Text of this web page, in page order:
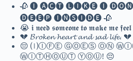
🥀 🅘 🅐🅒🅣 🅛🅘🅚🅔 🅘
🅓🅔🅔🅟 🅘🅝🅢🅘🅓🅔 🥀
😭 𝖎 𝖓𝖊𝖊𝖉 𝖘𝖔𝖒𝖊𝖔𝖓𝖊 𝖙𝖔 𝖒𝖆𝖐𝖊 𝖒𝖊
💔 𝓑𝓻𝓸𝓴𝓮𝓷 𝓱𝓮𝓪𝓻𝓽 𝓪𝓷𝓭 𝓼𝓪𝓭 𝓵𝓲𝓯𝓮. 💔
😔 ⒧ⒾⒻⒺ ⒼⓄⒺⓈ ⓄⓃ
ⓌⒾⓉⒽⓄⓊⓉ ⓎⓄⓊ! 😔